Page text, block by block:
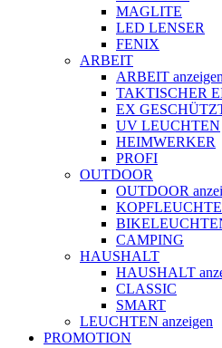
MAGLITE
LED LENSER
FENIX
ARBEIT
ARBEIT anzeigen
TAKTISCHER
EX
UV LEUCHTEN
HEIMWERKER
PROFI
OUTDOOR
OUTDOOR
CAMPING
HAUSHALT
HAUSHALT
CLASSIC
SMART
LEUCHTEN anzeigen
PROMOTION